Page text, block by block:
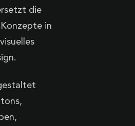
die
Konzepte in